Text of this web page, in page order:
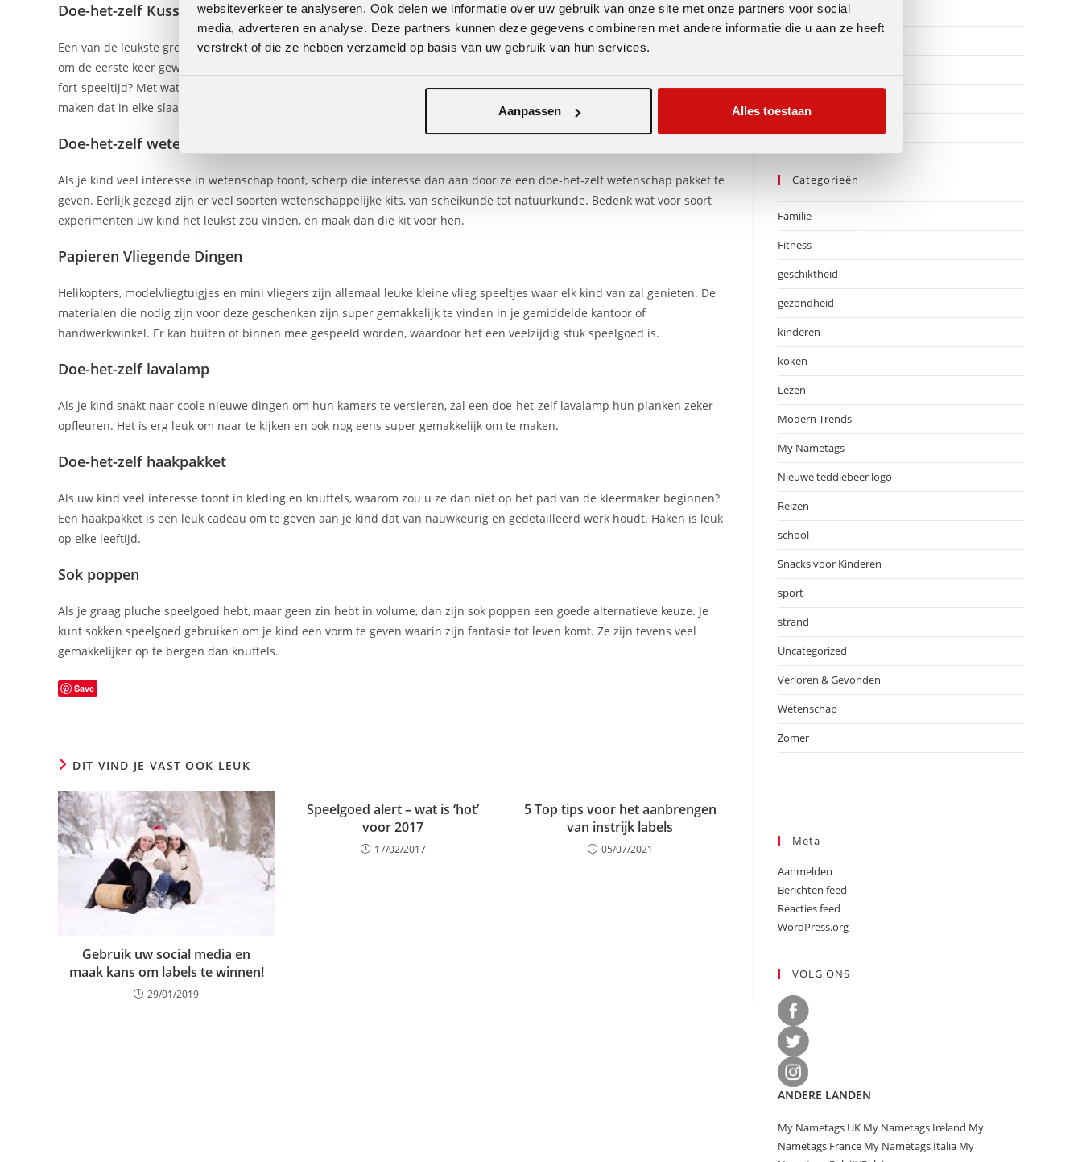
websiteverkeer te analyseren. Ook delen we informatie over uw gebruik van onze site met onze partners voor social
media, adverteren en analyse. Deze partners kunnen deze gegevens combineren met andere informatie die u aan ze heeft
verstrekt of die ze hebben verzameld op basis van uw gebruik van hun services.
Aanpassen Alles toestaan
Doe-het-zelf Kussen Fort
Een van de leukste grootschalige projecten die je voor je kind kunt maken, is een kussen fort. Hoewel het misschien leuk is
om de eerste keer gewoon een kussengevecht te houden, waarom zou je het niet veel gemakkelijker maken voor een snelle
fort-speeltijd? Met wat PVC-buizen, dekens, verbindingsstukken en een enorme rugzak, kun je een opvouwbaar kussenfort
maken dat in elke slaapkamer kan worden gebouwd.
Doe-het-zelf wetenschap pakket
Als je kind veel interesse in wetenschap toont, scherp die interesse dan aan door ze een doe-het-zelf wetenschap pakket te
geven. Eerlijk gezegd zijn er veel soorten wetenschappelijke kits, van scheikunde tot natuurkunde. Bedenk wat voor soort
experimenten uw kind het leukst zou vinden, en maak dan die kit voor hen.
Papieren Vliegende Dingen
Helikopters, modelvliegtuigjes en mini vliegers zijn allemaal leuke kleine vlieg speeltjes waar elk kind van zal genieten. De
materialen die nodig zijn voor deze geschenken zijn super gemakkelijk te vinden in je gemiddelde kantoor of
handwerkwinkel. Er kan buiten of binnen mee gespeeld worden, waardoor het een veelzijdig stuk speelgoed is.
Doe-het-zelf lavalamp
Als je kind snakt naar coole nieuwe dingen om hun kamers te versieren, zal een doe-het-zelf lavalamp hun planken zeker
opfleuren. Het is erg leuk om naar te kijken en ook nog eens super gemakkelijk om te maken.
Doe-het-zelf haakpakket
Als uw kind veel interesse toont in kleding en knuffels, waarom zou u ze dan niet op het pad van de kleermaker beginnen?
Een haakpakket is een leuk cadeau om te geven aan je kind dat van nauwkeurig en gedetailleerd werk houdt. Haken is leuk
op elke leeftijd.
Sok poppen
Als je graag pluche speelgoed hebt, maar geen zin hebt in volume, dan zijn sok poppen een goede alternatieve keuze. Je
kunt sokken speelgoed gebruiken om je kind een vorm te geven waarin zijn fantasie tot leven komt. Ze zijn tevens veel
gemakkelijker op te bergen dan knuffels.
Save
DIT VIND JE VAST OOK LEUK
Gebruik uw social media en
maak kans om labels te winnen!
29/01/2019
Speelgoed alert – wat is ‘hot’
voor 2017
17/02/2017
5 Top tips voor het aanbrengen
van instrijk labels
05/07/2021
februari 2017
Categorieën
Familie
Fitness
geschiktheid
gezondheid
kinderen
koken
Lezen
Modern Trends
My Nametags
Nieuwe teddiebeer logo
Reizen
school
Snacks voor Kinderen
sport
strand
Uncategorized
Verloren & Gevonden
Wetenschap
Zomer
Meta
Aanmelden
Berichten feed
Reacties feed
WordPress.org
VOLG ONS
ANDERE LANDEN
My Nametags UK My Nametags Ireland My
Nametags France My Nametags Italia My